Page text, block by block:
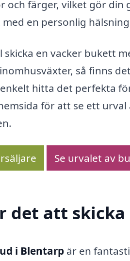
och färger, vilket gör din
en personlig
skicka en vacker bukett
så finns
hitta det perfekta
för att se ett
Se urvalet av
det att
i Blentarp är en